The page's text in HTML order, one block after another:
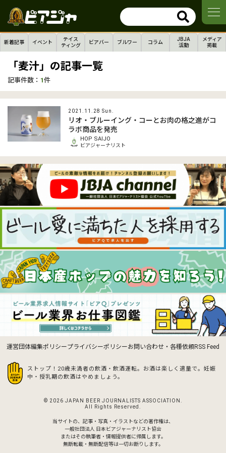
新着記事 イベント
テイス
ティング
ビアバー ブルワー コラム
JBJA
活動
メディア
掲載
「麦汁」の記事一覧
記事件数： 1件
2021.11.28 Sun.
リオ・ブルーイング・コーとお肉の格之進がコ
ラボ商品を発売
HOP SAIJO
ビアジャーナリスト
運営団体編集ポリシープライバシーポリシーお問い合わせ・各種依頼RSS Feed
ストップ！20歳未満者の飲酒・飲酒運転。お酒は楽しく適量で。 妊娠
中・授乳期の飲酒はやめましょう。
© 2026 JAPAN BEER JOURNALISTS ASSOCIATION.
All Rights Reserved.
当サイトの、記事・写真・イラストなどの著作権は、
一般社団法人 日本ビアジャーナリスト協会
またはその執筆者・情報提供者に帰属します。
無断転載・無断配信等は一切お断りします。